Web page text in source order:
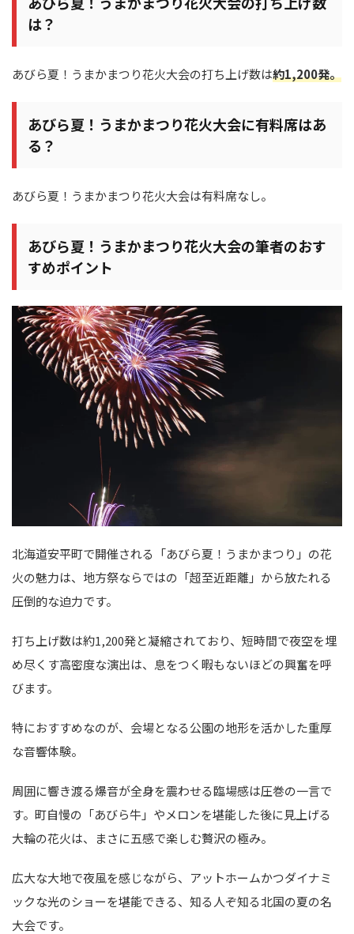
は？
あびら夏！うまかまつり花火大会の打ち上げ数は約1,200発。
あびら夏！うまかまつり花火大会に有料席はあ
る？
あびら夏！うまかまつり花火大会は有料席なし。
あびら夏！うまかまつり花火大会の筆者のおす
すめポイント
北海道安平町で開催される「あびら夏！うまかまつり」の花
火の魅力は、地方祭ならではの「超至近距離」から放たれる
圧倒的な迫力です。
打ち上げ数は約1,200発と凝縮されており、短時間で夜空を埋
め尽くす高密度な演出は、息をつく暇もないほどの興奮を呼
びます。
特におすすめなのが、会場となる公園の地形を活かした重厚
な音響体験。
周囲に響き渡る爆音が全身を震わせる臨場感は圧巻の一言で
す。町自慢の「あびら牛」やメロンを堪能した後に見上げる
大輪の花火は、まさに五感で楽しむ贅沢の極み。
広大な大地で夜風を感じながら、アットホームかつダイナミ
ックな光のショーを堪能できる、知る人ぞ知る北国の夏の名
大会です。